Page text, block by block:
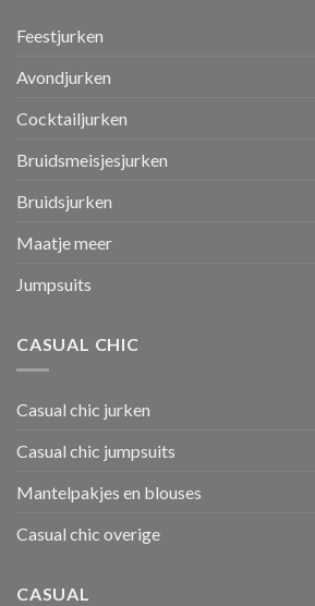
Feestjurken
Avondjurken
Cocktailjurken
Bruidsmeisjesjurken
Bruidsjurken
Maatje meer
Jumpsuits
CASUAL CHIC
Casual chic jurken
Casual chic jumpsuits
Mantelpakjes en blouses
Casual chic overige
CASUAL